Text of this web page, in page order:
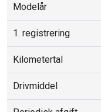
Modelår
1. registrering
Kilometertal
Drivmiddel